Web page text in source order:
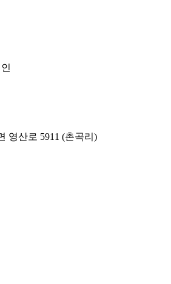
영산로 5911 (촌곡리)